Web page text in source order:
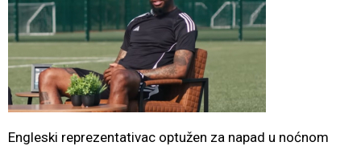
Engleski reprezentativac optužen za napad u noćnom